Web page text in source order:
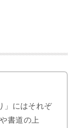
」にはそれぞ
書道の上